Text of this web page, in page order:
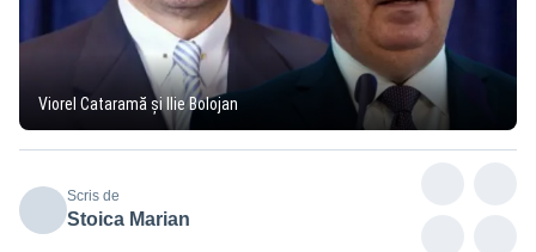
Viorel Cataramă și Ilie Bolojan
Scris de
Stoica Marian